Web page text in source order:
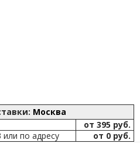
Москва
от 395 руб.
по адресу
от 0 руб.